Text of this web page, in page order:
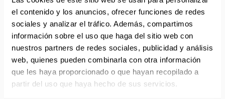
el contenido y los anuncios, ofrecer funciones de redes
sociales y analizar el tráfico. Además, compartimos
información sobre el uso que haga del sitio web con
nuestros partners de redes sociales, publicidad y análisis
web, quienes pueden combinarla con otra información
que les haya proporcionado o que hayan recopilado a
partir del uso que haya hecho de sus servicios.
ENVÍOS EN AGOSTO
No realizamos envíos del 10 al 21 de agosto.
Reanudamos envíos el día 24 de agosto para productos
con disponibilidad 24/48 horas.
Si adquieres productos con distinto plazo de entrega, el
pedido se envía cuando está completo.